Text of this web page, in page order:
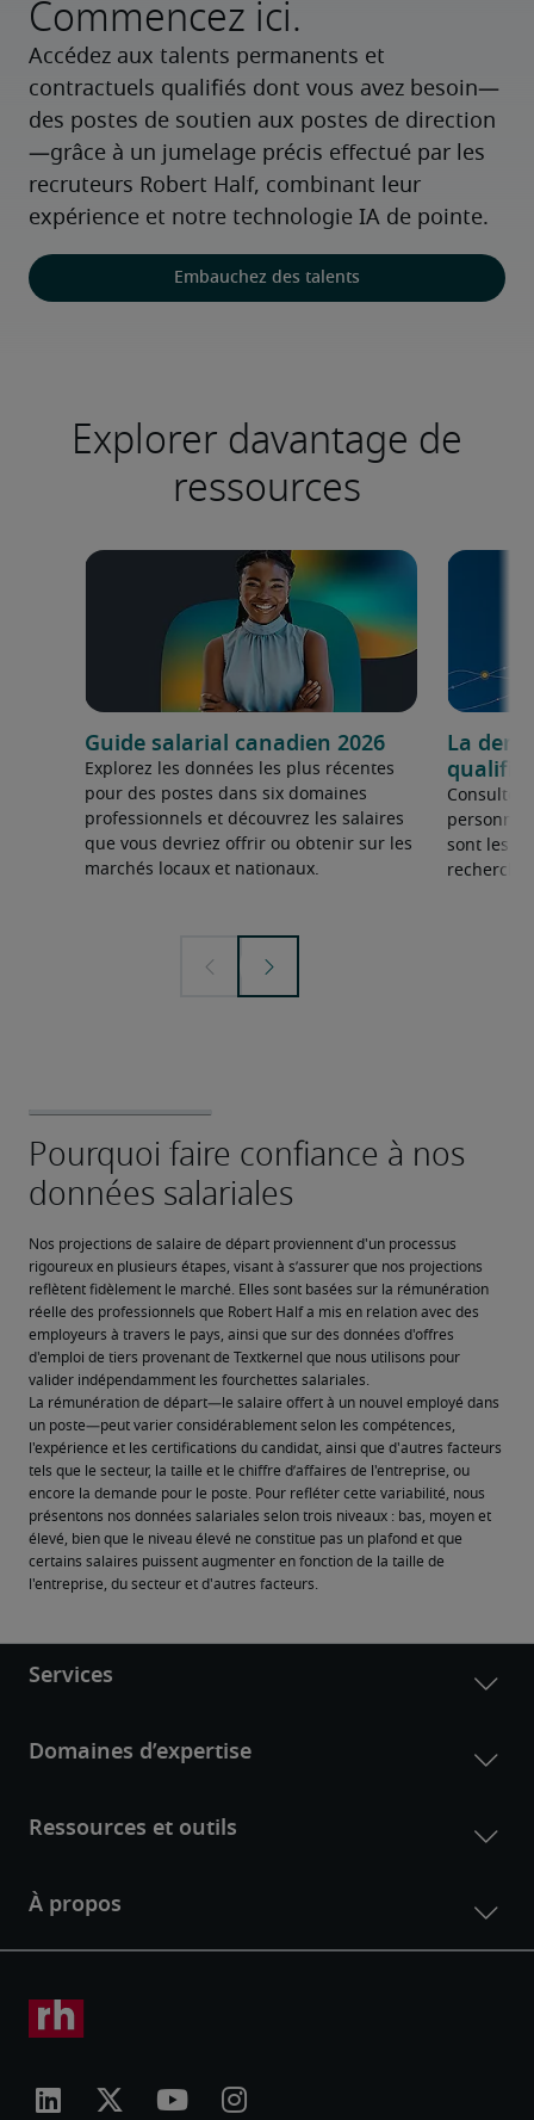
Commencez ici.
Accédez aux talents permanents et
contractuels qualifiés dont vous avez besoin—
des postes de soutien aux postes de direction
—grâce à un jumelage précis effectué par les
recruteurs Robert Half, combinant leur
expérience et notre technologie IA de pointe.
Embauchez des talents
Explorer davantage de
ressources
Guide salarial canadien 2026
Explorez les données les plus récentes
pour des postes dans six domaines
professionnels et découvrez les salaires
que vous devriez offrir ou obtenir sur les
marchés locaux et nationaux.
La
qualifié
Consultez
personnel
sont les
Nos projections de salaire de départ proviennent d'un processus
rigoureux en plusieurs étapes, visant à s’assurer que nos projections
reflètent fidèlement le marché. Elles sont basées sur la rémunération
réelle des professionnels que Robert Half a mis en relation avec des
employeurs à travers le pays, ainsi que sur des données d'offres
d'emploi de tiers provenant de Textkernel que nous utilisons pour
valider indépendamment les fourchettes salariales.
La rémunération de départ—le salaire offert à un nouvel employé dans
un poste—peut varier considérablement selon les compétences,
l'expérience et les certifications du candidat, ainsi que d'autres facteurs
tels que le secteur, la taille et le chiffre d’affaires de l'entreprise, ou
encore la demande pour le poste. Pour refléter cette variabilité, nous
présentons nos données salariales selon trois niveaux : bas, moyen et
élevé, bien que le niveau élevé ne constitue pas un plafond et que
certains salaires puissent augmenter en fonction de la taille de
l'entreprise, du secteur et d'autres facteurs.